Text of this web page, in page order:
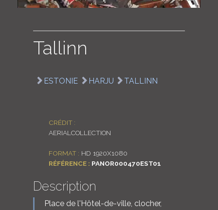
Tallinn
ESTONIE HARJU TALLINN
CRÉDIT :
AERIALCOLLECTION
FORMAT : HD 1920X1080
RÉFÉRENCE : PANOR000470EST01
Description
Place de l'Hôtel-de-ville, clocher,